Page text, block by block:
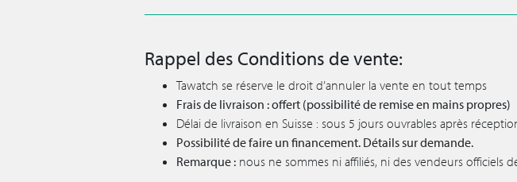
Rappel des Conditions de vente:
Tawatch se réserve le droit d’annuler la vente en tout temps
Frais de livraison : offert (possibilité de remise en mains propres)
Délai de livraison en Suisse : sous 5 jours ouvrables après
Possibilité de faire un financement. Détails sur demande.
Remarque : nous ne sommes ni affiliés, ni des vendeurs officiels